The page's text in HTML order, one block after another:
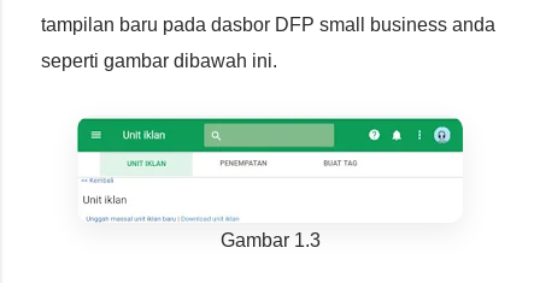
tampilan baru pada dasbor DFP small business anda
seperti gambar dibawah ini.
Gambar 1.3